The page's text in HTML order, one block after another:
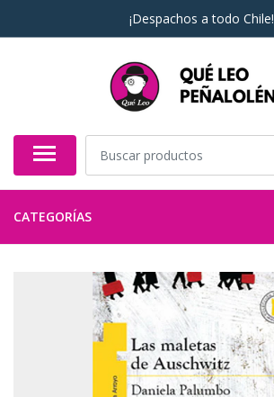
¡Despachos a todo Chile!
CATEGORÍAS